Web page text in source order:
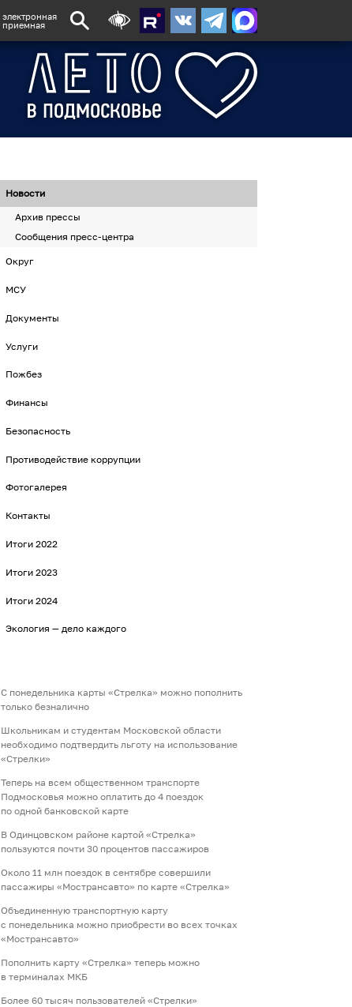
электронная
приемная
Новости
Архив прессы
Сообщения пресс-центра
Округ
МСУ
Документы
Услуги
Пожбез
Финансы
Безопасность
Противодействие коррупции
Фотогалерея
Контакты
Итоги 2022
Итоги 2023
Итоги 2024
Экология — дело каждого
С понедельника карты «Стрелка» можно пополнить
только безналично
Школьникам и студентам Московской области
необходимо подтвердить льготу на использование
«Стрелки»
Теперь на всем общественном транспорте
Подмосковья можно оплатить до 4 поездок
по одной банковской карте
В Одинцовском районе картой «Стрелка»
пользуются почти 30 процентов пассажиров
Около 11 млн поездок в сентябре совершили
пассажиры «Мострансавто» по карте «Стрелка»
Объединенную транспортную карту
с понедельника можно приобрести во всех точках
«Мострансавто»
Пополнить карту «Стрелка» теперь можно
в терминалах МКБ
Более 60 тысяч пользователей «Стрелки»